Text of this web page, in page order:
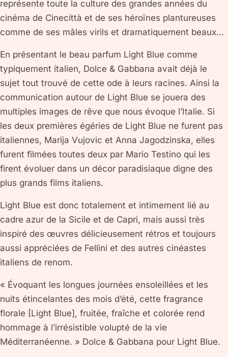
représente toute la culture des grandes années du
cinéma de Cinecittà et de ses héroïnes plantureuses
comme de ses mâles virils et dramatiquement beaux...
En présentant le beau parfum Light Blue comme
typiquement italien, Dolce & Gabbana avait déjà le
sujet tout trouvé de cette ode à leurs racines. Ainsi la
communication autour de Light Blue se jouera des
multiples images de rêve que nous évoque l’Italie. Si
les deux premières égéries de Light Blue ne furent pas
italiennes, Marija Vujovic et Anna Jagodzinska, elles
furent filmées toutes deux par Mario Testino qui les
firent évoluer dans un décor paradisiaque digne des
plus grands films italiens.
Light Blue est donc totalement et intimement lié au
cadre azur de la Sicile et de Capri, mais aussi très
inspiré des œuvres délicieusement rétros et toujours
aussi appréciées de Fellini et des autres cinéastes
italiens de renom.
« Évoquant les longues journées ensoleillées et les
nuits étincelantes des mois d’été, cette fragrance
florale [Light Blue], fruitée, fraîche et colorée rend
hommage à l’irrésistible volupté de la vie
Méditerranéenne. » Dolce & Gabbana pour Light Blue.